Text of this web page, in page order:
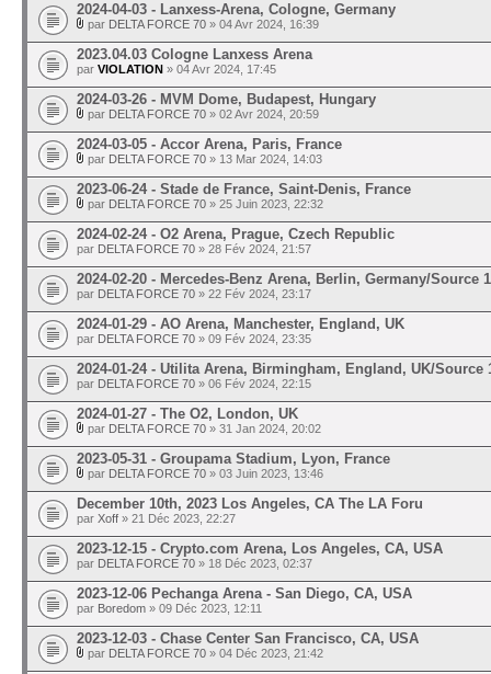
2024-04-03 - Lanxess-Arena, Cologne, Germany
par DELTA FORCE 70 » 04 Avr 2024, 16:39
2023.04.03 Cologne Lanxess Arena
par VIOLATION » 04 Avr 2024, 17:45
2024-03-26 - MVM Dome, Budapest, Hungary
par DELTA FORCE 70 » 02 Avr 2024, 20:59
2024-03-05 - Accor Arena, Paris, France
par DELTA FORCE 70 » 13 Mar 2024, 14:03
2023-06-24 - Stade de France, Saint-Denis, France
par DELTA FORCE 70 » 25 Juin 2023, 22:32
2024-02-24 - O2 Arena, Prague, Czech Republic
par DELTA FORCE 70 » 28 Fév 2024, 21:57
2024-02-20 - Mercedes-Benz Arena, Berlin, Germany/Source 1
par DELTA FORCE 70 » 22 Fév 2024, 23:17
2024-01-29 - AO Arena, Manchester, England, UK
par DELTA FORCE 70 » 09 Fév 2024, 23:35
2024-01-24 - Utilita Arena, Birmingham, England, UK/Source
par DELTA FORCE 70 » 06 Fév 2024, 22:15
2024-01-27 - The O2, London, UK
par DELTA FORCE 70 » 31 Jan 2024, 20:02
2023-05-31 - Groupama Stadium, Lyon, France
par DELTA FORCE 70 » 03 Juin 2023, 13:46
December 10th, 2023 Los Angeles, CA The LA Foru
par Xoff » 21 Déc 2023, 22:27
2023-12-15 - Crypto.com Arena, Los Angeles, CA, USA
par DELTA FORCE 70 » 18 Déc 2023, 02:37
2023-12-06 Pechanga Arena - San Diego, CA, USA
par Boredom » 09 Déc 2023, 12:11
2023-12-03 - Chase Center San Francisco, CA, USA
par DELTA FORCE 70 » 04 Déc 2023, 21:42